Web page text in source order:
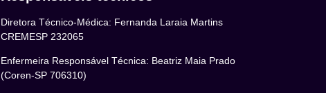
Diretora Técnico-Médica: Fernanda Laraia Martins
CREMESP 232065
Enfermeira Responsável Técnica: Beatriz Maia Prado
(Coren-SP 706310)